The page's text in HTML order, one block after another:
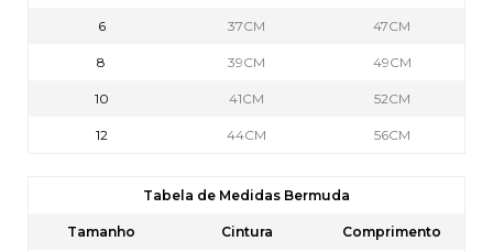
6 37CM 47CM
8 39CM 49CM
10 41CM 52CM
12 44CM 56CM
Tabela de Medidas Bermuda
Tamanho Cintura Comprimento